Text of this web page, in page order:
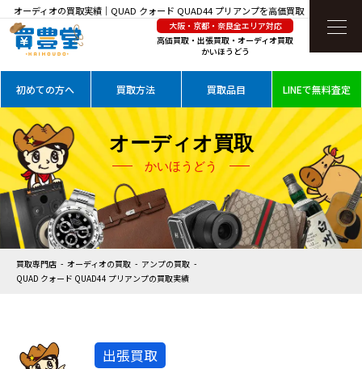
オーディオの買取実績｜QUAD クォード QUAD44 プリアンプを高価買取
大阪・京都・奈良全エリア対応
高価買取・出張買取・オーディオ買取
かいほうどう
初めての方へ 買取方法 買取品目 LINEで無料査定
オーディオ買取
かいほうどう
買取専門店 オーディオの買取
アンプの買取
QUAD クォード QUAD44 プリアンプの買取実績
出張買取